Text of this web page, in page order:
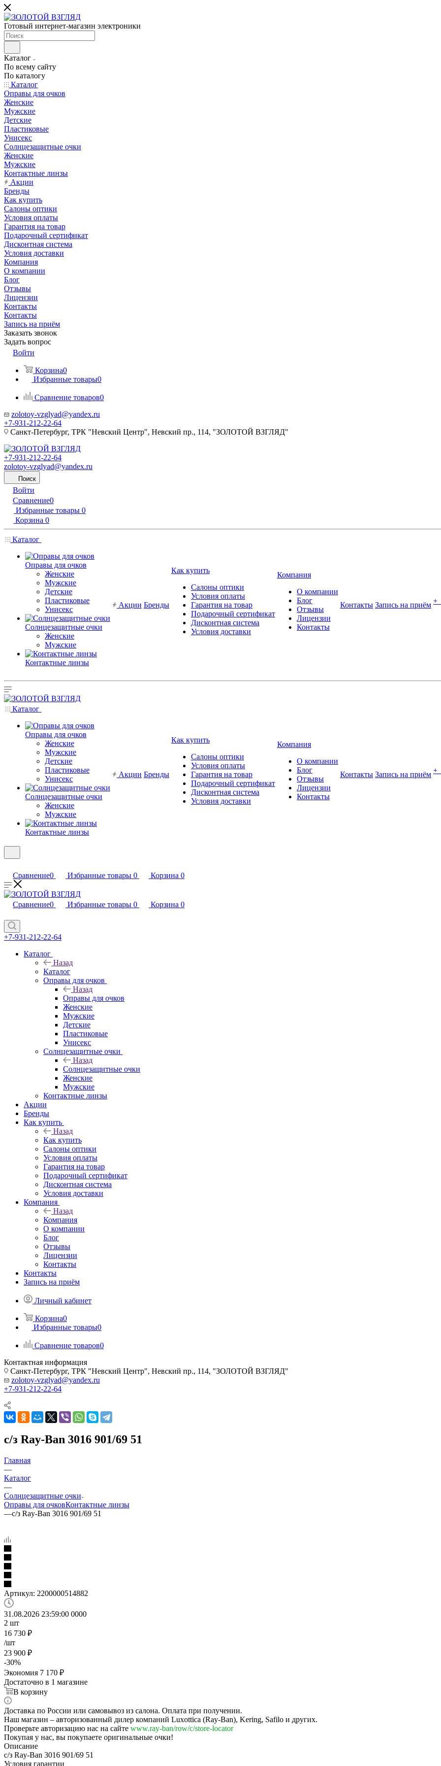
Готовый интернет-магазин электроники
Каталог
По всему сайту
По каталогу
Каталог
Оправы для очков
Женские
Мужские
Детские
Пластиковые
Унисекс
Солнцезащитные очки
Женские
Мужские
Контактные линзы
Акции
Бренды
Как купить
Салоны оптики
Условия оплаты
Гарантия на товар
Подарочный сертификат
Дисконтная система
Условия доставки
Компания
О компании
Блог
Отзывы
Лицензии
Контакты
Контакты
Запись на приём
Заказать звонок
Задать вопрос
Войти
Корзина0
Избранные товары0
Сравнение товаров0
zolotoy-vzglyad@yandex.ru
+7-931-212-22-64
Санкт-Петербург, ТРК "Невский Центр", Невский пр., 114, "ЗОЛОТОЙ ВЗГЛЯД"
+7-931-212-22-64
zolotoy-vzglyad@yandex.ru
Поиск
Войти
Сравнение0
Избранные товары 0
Корзина 0
Каталог
Оправы для очков
Женские
Мужские
Детские
Пластиковые
Унисекс
Солнцезащитные очки
Женские
Мужские
Контактные линзы
Акции Бренды
Как купить
Салоны оптики
Условия оплаты
Гарантия на товар
Подарочный сертификат
Дисконтная система
Условия доставки
Компания
О компании
Блог
Отзывы
Лицензии
Контакты
Контакты Запись на приём +
Каталог
Оправы для очков
Женские
Мужские
Детские
Пластиковые
Унисекс
Солнцезащитные очки
Женские
Мужские
Контактные линзы
Акции Бренды
Как купить
Салоны оптики
Условия оплаты
Гарантия на товар
Подарочный сертификат
Дисконтная система
Условия доставки
Компания
О компании
Блог
Отзывы
Лицензии
Контакты
Контакты Запись на приём +
Сравнение0 Избранные товары 0 Корзина 0
Сравнение0 Избранные товары 0 Корзина 0
+7-931-212-22-64
Каталог
Назад
Каталог
Оправы для очков
Назад
Оправы для очков
Женские
Мужские
Детские
Пластиковые
Унисекс
Солнцезащитные очки
Назад
Солнцезащитные очки
Женские
Мужские
Контактные линзы
Акции
Бренды
Как купить
Назад
Как купить
Салоны оптики
Условия оплаты
Гарантия на товар
Подарочный сертификат
Дисконтная система
Условия доставки
Компания
Назад
Компания
О компании
Блог
Отзывы
Лицензии
Контакты
Контакты
Запись на приём
Личный кабинет
Корзина0
Избранные товары0
Сравнение товаров0
Контактная информация
Санкт-Петербург, ТРК "Невский Центр", Невский пр., 114, "ЗОЛОТОЙ ВЗГЛЯД"
zolotoy-vzglyad@yandex.ru
+7-931-212-22-64
с/з Ray-Ban 3016 901/69 51
Главная
—
Каталог
—
Солнцезащитные очки
Оправы для очковКонтактные линзы
—с/з Ray-Ban 3016 901/69 51
Артикул: 2200000514882
31.08.2026 23:59:00 0000
2 шт
16 730 ₽
/шт
23 900 ₽
-30%
Экономия 7 170 ₽
Достаточно в 1 магазине
В корзину
Доставка по России или самовывоз из салона. Оплата при получении.
Наш магазин – авторизованный дилер компаний Luxottica (Ray-Ban), Kering, Safilo и других.
Проверьте авторизацию нас на сайте www.ray-ban/row/c/store-locator
Покупая у нас, вы покупаете оригинальные очки!
Описание
с/з Ray-Ban 3016 901/69 51
Условия гарантии